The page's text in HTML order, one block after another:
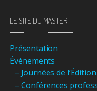
LE SITE DU MASTER
Présentation
Événements
– Journées de l’Édition
– Conférences